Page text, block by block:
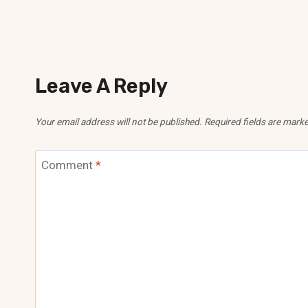
Leave A Reply
Your email address will not be published. Required fields are
Comment *